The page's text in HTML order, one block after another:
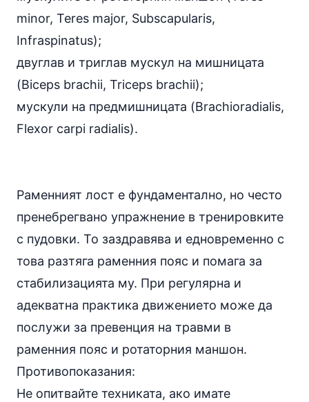
minor, Teres major, Subscapularis,
Infraspinatus);
двуглав и триглав мускул на мишницата
(Biceps brachii, Triceps brachii);
мускули на предмишницата (Brachioradialis,
Flexor carpi radialis).
Раменният лост е фундаментално, но често
пренебрегвано упражнение в тренировките
с пудовки. То заздравява и едновременно с
това разтяга раменния пояс и помага за
стабилизацията му. При регулярна и
адекватна практика движението може да
послужи за превенция на травми в
раменния пояс и ротаторния маншон.
Противопоказания:
Не опитвайте техниката, ако имате